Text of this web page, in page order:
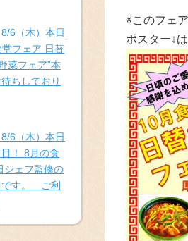
6（木）本日
フェア 日替
菜フェア”本
ちしており
6（木）本日
！ 8月の食
シェフ監修の
です。 ご利
※このフェ
ポスター↓